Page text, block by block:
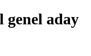
genel aday